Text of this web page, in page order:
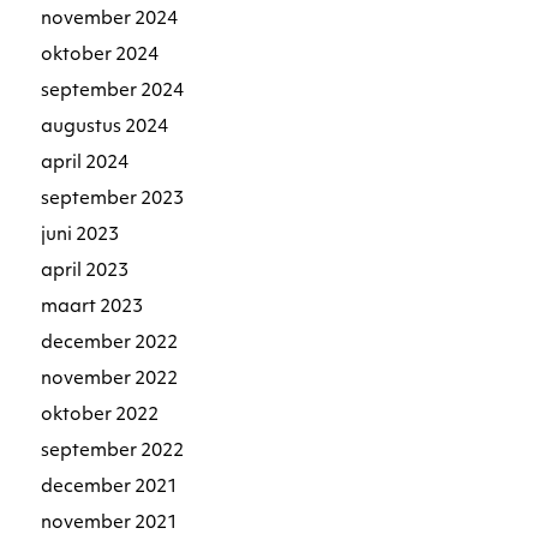
november 2024
oktober 2024
september 2024
augustus 2024
april 2024
september 2023
juni 2023
april 2023
maart 2023
december 2022
november 2022
oktober 2022
september 2022
december 2021
november 2021